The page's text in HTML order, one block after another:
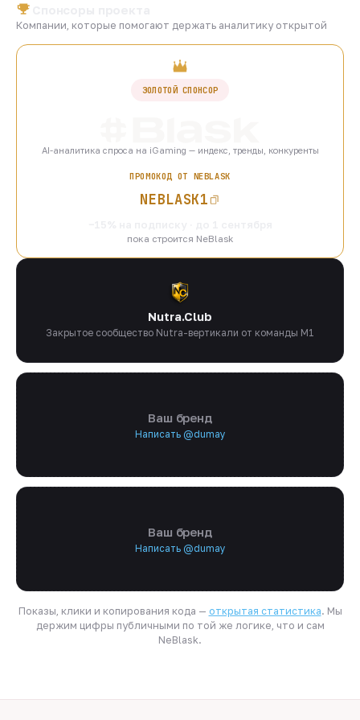
Компании, которые помогают держать аналитику открытой
ЗОЛОТОЙ СПОНСОР
AI-аналитика спроса на iGaming — индекс, тренды, конкуренты
ПРОМОКОД ОТ NEBLASK
NEBLASK1
пока строится NeBlask
Nutra.Club
Закрытое сообщество Nutra-вертикали от команды M1
Ваш бренд
Написать @dumay
Ваш бренд
Написать @dumay
Показы, клики и копирования кода — открытая статистика. Мы
держим цифры публичными по той же логике, что и сам
NeBlask.